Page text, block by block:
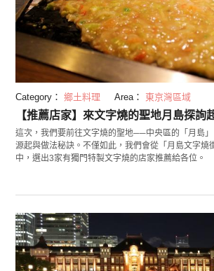
Category： 鄉土料理 Area： 東京灣區域
【推薦店家】來文字燒的聖地月島探詢
這次，我們要前往文字燒的聖地──中央區的「月島
源起與做法秘訣。不僅如此，我們會從「月島文字燒
中，選出3家有獨門特製文字燒的店家推薦給各位。